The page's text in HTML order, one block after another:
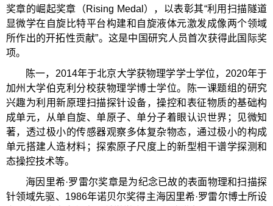
奖章的崛起奖章（Rising Medal），以表彰其“利用扫描隧道
显微学在自旋比特平台构建和自旋液体元激发成像两个领域
所作出的开拓性贡献”。这是中国研究人员首次获得此国际奖
项。
陈一，2014年于北京大学获物理学学士学位，2020年于
加州大学伯克利分校获物理学博士学位。陈一课题组的研究
兴趣为利用新原理扫描探针设备，操控和表征物质的基础构
成单元，从单自旋、单原子、单分子着眼认识世界；见微知
著，透过极小的传感器观察多体复杂物态，通过极小的构成
单元搭建人造材料；探索原子尺度上的新型相干谱学探测和
态操控技术等。
海因里希·罗雷尔奖章是为纪念已故的表面物理和扫描探
针领域先驱、1986年诺贝尔奖得主海因里希·罗雷尔博士所设